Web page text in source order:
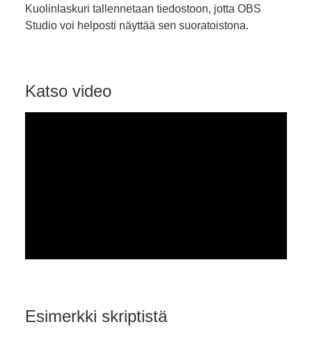
Kuolinlaskuri tallennetaan tiedostoon, jotta OBS
Studio voi helposti näyttää sen suoratoistona.
Katso video
Esimerkki skriptistä